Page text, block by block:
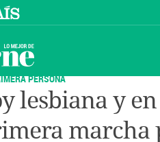
PERSONA
lesbiana y
marcha